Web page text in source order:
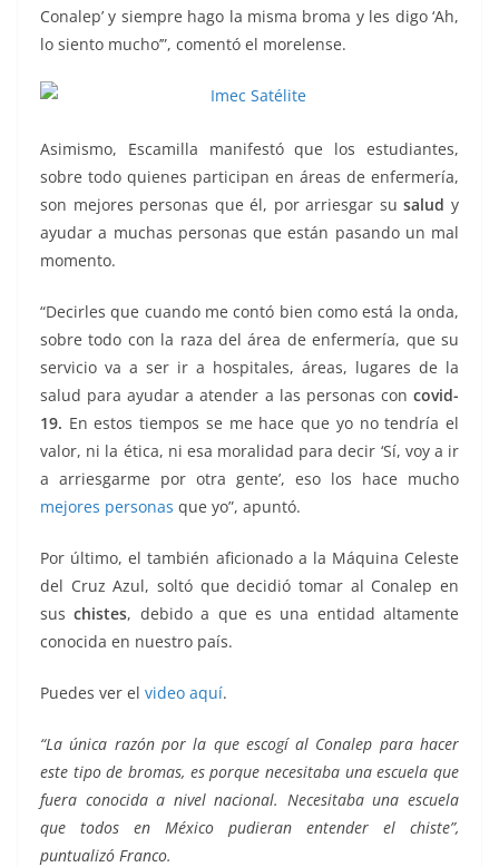
Conalep’ y siempre hago la misma broma y les digo ‘Ah,
lo siento mucho’”, comentó el morelense.
Asimismo, Escamilla manifestó que los estudiantes,
sobre todo quienes participan en áreas de enfermería,
son mejores personas que él, por arriesgar susalud y
ayudar a muchas personas que están pasando un mal
momento.
“Decirles que cuando me contó bien como está la onda,
sobre todo con la raza del área de enfermería, que su
servicio va a ser ir a hospitales, áreas, lugares de la
salud para ayudar a atender a las personas con covid-
19. En estos tiempos se me hace que yo no tendría el
valor, ni la ética, ni esa moralidad para decir ‘Sí, voy a ir
a arriesgarme por otra gente’, eso los hace mucho
mejores personas que yo”, apuntó.
Por último, el también aficionado a la Máquina Celeste
del Cruz Azul, soltó que decidió tomar al Conalep en
suschistes, debido a que es una entidad altamente
conocida en nuestro país.
Puedes ver el video aquí.
“La única razón por la que escogí al Conalep para hacer
este tipo de bromas, es porque necesitaba una escuela que
fuera conocida a nivel nacional. Necesitaba una escuela
que todos en México pudieran entender el chiste”,
puntualizó Franco.